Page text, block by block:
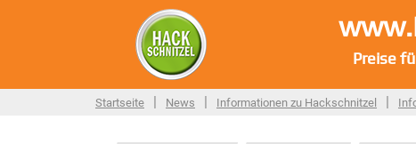
Preise
Startseite | News | Informationen zu Hackschnitzel |